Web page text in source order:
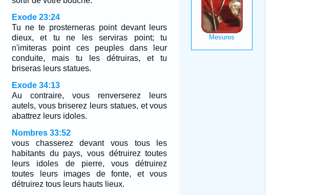
Exode 23:24
Tu ne te prosterneras point devant leurs
dieux, et tu ne les serviras point; tu
n'imiteras point ces peuples dans leur
conduite, mais tu les détruiras, et tu
briseras leurs statues.
Exode 34:13
Au contraire, vous renverserez leurs
autels, vous briserez leurs statues, et vous
abattrez leurs idoles.
Nombres 33:52
vous chasserez devant vous tous les
habitants du pays, vous détruirez toutes
leurs idoles de pierre, vous détruirez
toutes leurs images de fonte, et vous
détruirez tous leurs hauts lieux.